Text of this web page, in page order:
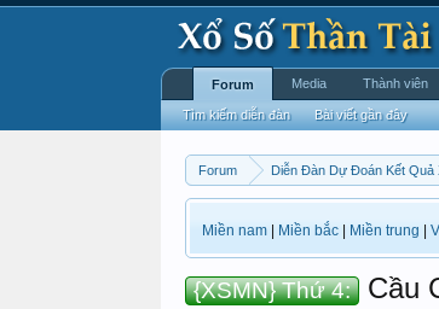
Forum Diễn Đàn Dự Đoán Kết Quả
Miền nam Miền bắc Miền trung
{XSMN} Thứ 4: Cầu
Forum
Tìm kiếm diễn đàn Bài viết gần đây
Media Thành viên